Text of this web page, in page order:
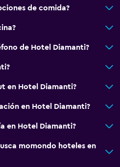
de comida?
de Hotel Diamanti?
en Hotel Diamanti?
en Hotel Diamanti?
en Hotel Diamanti?
momondo hoteles en